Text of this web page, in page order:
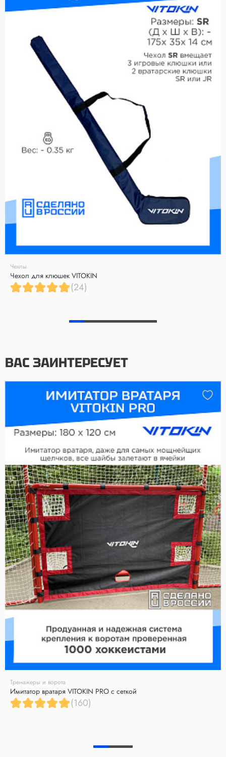
правильного ухода и хранения.
Чехлы
Чехол для клюшек VITOKIN
(24)
ВАС ЗАИНТЕРЕСУЕТ
Тренажеры и ворота
Имитатор вратаря VITOKIN PRO с сеткой
(160)